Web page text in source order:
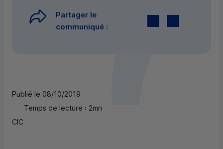
Partager le
communiqué :
Publié le 08/10/2019
Temps de lecture : 2mn
CIC